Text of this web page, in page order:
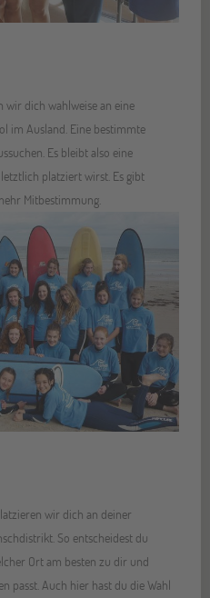
dich wahlweise an eine
im Ausland. Eine bestimmte
Es bleibt also eine
platziert wirst. Es gibt
Mitbestimmung.
wir dich an deiner
So entscheidest du
Ort am besten zu dir und
passt. Auch hier hast du die Wahl